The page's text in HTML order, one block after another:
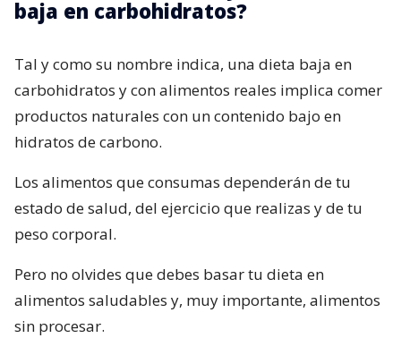
baja en carbohidratos?
Tal y como su nombre indica, una dieta baja en
carbohidratos y con alimentos reales implica comer
productos naturales con un contenido bajo en
hidratos de carbono.
Los alimentos que consumas dependerán de tu
estado de salud, del ejercicio que realizas y de tu
peso corporal.
Pero no olvides que debes basar tu dieta en
alimentos saludables y, muy importante, alimentos
sin procesar.